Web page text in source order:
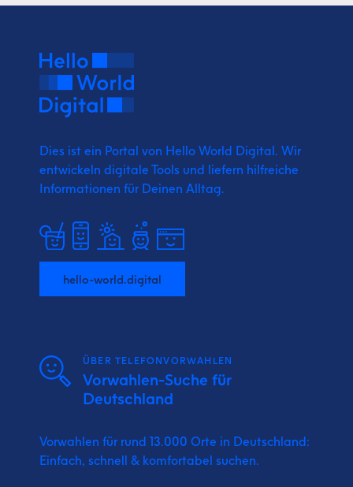
Dies ist ein Portal von Hello World Digital. Wir
entwickeln digitale Tools und liefern hilfreiche
Informationen für Deinen Alltag.
hello-world.digital
ÜBER TELEFONVORWAHLEN
Vorwahlen-Suche für
Deutschland
Vorwahlen für rund 13.000 Orte in Deutschland:
Einfach, schnell & komfortabel suchen.